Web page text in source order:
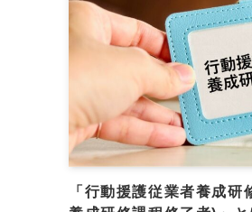
「行動援護従業者養成